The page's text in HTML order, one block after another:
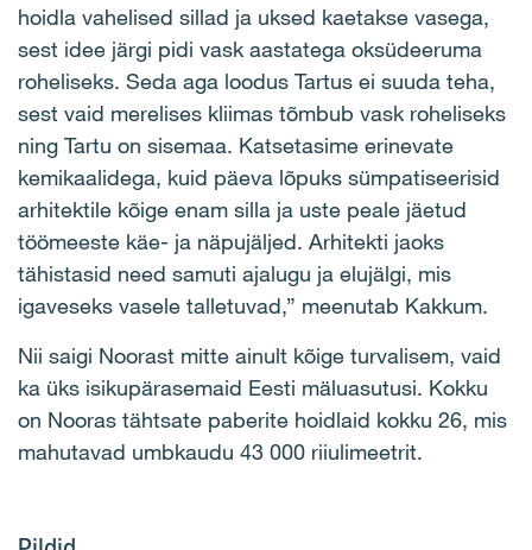
hoidla vahelised sillad ja uksed kaetakse vasega,
sest idee järgi pidi vask aastatega oksüdeeruma
roheliseks. Seda aga loodus Tartus ei suuda teha,
sest vaid merelises kliimas tõmbub vask roheliseks
ning Tartu on sisemaa. Katsetasime erinevate
kemikaalidega, kuid päeva lõpuks sümpatiseerisid
arhitektile kõige enam silla ja uste peale jäetud
töömeeste käe- ja näpujäljed. Arhitekti jaoks
tähistasid need samuti ajalugu ja elujälgi, mis
igaveseks vasele talletuvad,” meenutab Kakkum.
Nii saigi Noorast mitte ainult kõige turvalisem, vaid
ka üks isikupärasemaid Eesti mäluasutusi. Kokku
on Nooras tähtsate paberite hoidlaid kokku 26, mis
mahutavad umbkaudu 43 000 riiulimeetrit.